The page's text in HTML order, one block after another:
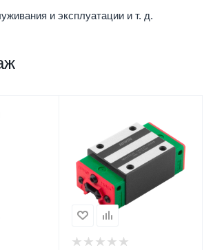
и эксплуатации и т. д.